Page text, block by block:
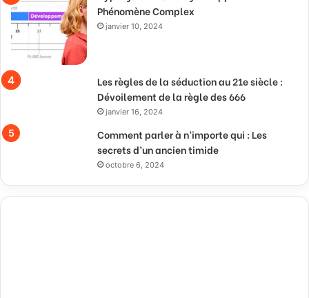
Phénomène Complex
janvier 10, 2024
Les règles de la séduction au 21e siècle :
Dévoilement de la règle des 666
janvier 16, 2024
Comment parler à n’importe qui : Les
secrets d’un ancien timide
octobre 6, 2024